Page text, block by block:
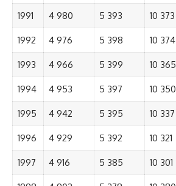
1991 4 980 5 393 10 373
1992 4 976 5 398 10 374
1993 4 966 5 399 10 365
1994 4 953 5 397 10 350
1995 4 942 5 395 10 337
1996 4 929 5 392 10 321
1997 4 916 5 385 10 301